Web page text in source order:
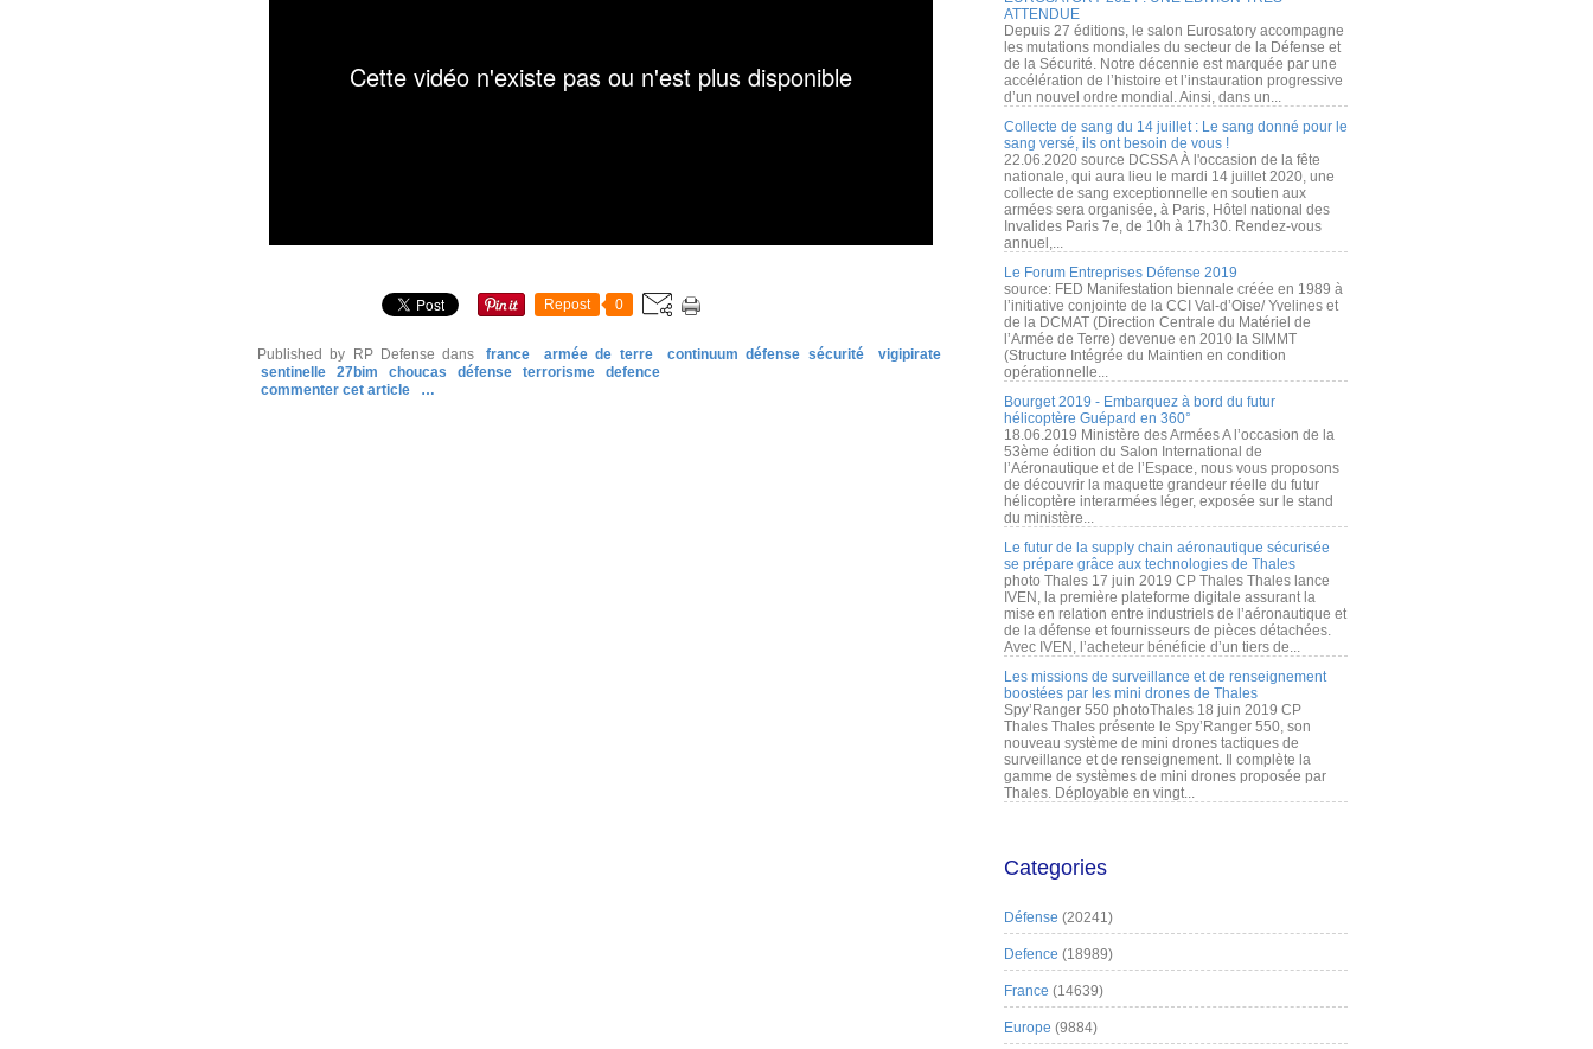
Repost 0
Published by RP Defense dans france armée de terre continuum défense sécurité
vigipirate
sentinelle
27bim choucas défense terrorisme
defence
commenter cet article
…
ATTENDUE
Depuis 27 éditions, le salon Eurosatory accompagne
les mutations mondiales du secteur de la Défense et
de la Sécurité. Notre décennie est marquée par une
accélération de l’histoire et l’instauration progressive
d’un nouvel ordre mondial. Ainsi, dans un...
Collecte de sang du 14 juillet : Le sang donné pour le
sang versé, ils ont besoin de vous !
22.06.2020 source DCSSA À l'occasion de la fête
nationale, qui aura lieu le mardi 14 juillet 2020, une
collecte de sang exceptionnelle en soutien aux
armées sera organisée, à Paris, Hôtel national des
Invalides Paris 7e, de 10h à 17h30. Rendez-vous
annuel,...
Le Forum Entreprises Défense 2019
source: FED Manifestation biennale créée en 1989 à
l’initiative conjointe de la CCI Val-d’Oise/ Yvelines et
de la DCMAT (Direction Centrale du Matériel de
l’Armée de Terre) devenue en 2010 la SIMMT
(Structure Intégrée du Maintien en condition
opérationnelle...
Bourget 2019 - Embarquez à bord du futur
hélicoptère Guépard en 360°
18.06.2019 Ministère des Armées A l’occasion de la
53ème édition du Salon International de
l’Aéronautique et de l’Espace, nous vous proposons
de découvrir la maquette grandeur réelle du futur
hélicoptère interarmées léger, exposée sur le stand
du ministère...
Le futur de la supply chain aéronautique sécurisée
se prépare grâce aux technologies de Thales
photo Thales 17 juin 2019 CP Thales Thales lance
IVEN, la première plateforme digitale assurant la
mise en relation entre industriels de l’aéronautique et
de la défense et fournisseurs de pièces détachées.
Avec IVEN, l’acheteur bénéficie d’un tiers de...
Les missions de surveillance et de renseignement
boostées par les mini drones de Thales
Spy’Ranger 550 photoThales 18 juin 2019 CP
Thales Thales présente le Spy’Ranger 550, son
nouveau système de mini drones tactiques de
surveillance et de renseignement. Il complète la
gamme de systèmes de mini drones proposée par
Thales. Déployable en vingt...
Categories
Défense (20241)
Defence (18989)
France (14639)
Europe (9884)